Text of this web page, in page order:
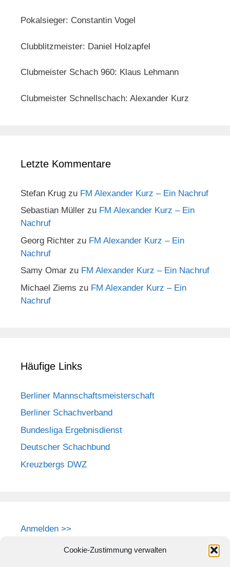
Cookie-Zustimmung verwalten
Pokalsieger: Constantin Vogel
Clubblitzmeister: Daniel Holzapfel
Clubmeister Schach 960: Klaus Lehmann
Clubmeister Schnellschach: Alexander Kurz
Letzte Kommentare
Stefan Krug zu FM Alexander Kurz – Ein Nachruf
Sebastian Müller zu FM Alexander Kurz – Ein
Nachruf
Georg Richter zu FM Alexander Kurz – Ein
Nachruf
Samy Omar zu FM Alexander Kurz – Ein Nachruf
Michael Ziems zu FM Alexander Kurz – Ein
Nachruf
Häufige Links
Berliner Mannschaftsmeisterschaft
Berliner Schachverband
Bundesliga Ergebnisdienst
Deutscher Schachbund
Kreuzbergs DWZ
Anmelden >>